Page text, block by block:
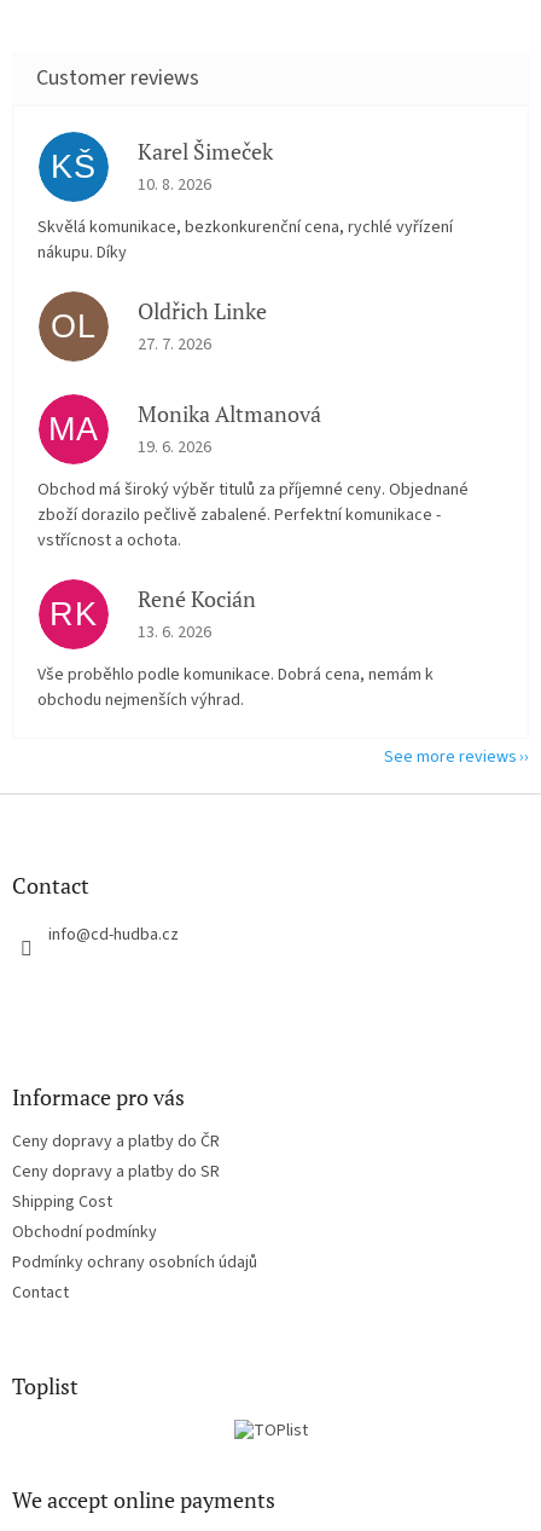
KŠ Karel Šimeček
The store rating is 5 out of 5 stars.
10. 8. 2026
Skvělá komunikace, bezkonkurenční cena, rychlé vyřízení
nákupu. Díky
OL Oldřich Linke
The store rating is 5 out of 5 stars.
27. 7. 2026
MA Monika Altmanová
The store rating is 5 out of 5 stars.
19. 6. 2026
Obchod má široký výběr titulů za příjemné ceny. Objednané
zboží dorazilo pečlivě zabalené. Perfektní komunikace -
vstřícnost a ochota.
RK René Kocián
The store rating is 5 out of 5 stars.
13. 6. 2026
Vše proběhlo podle komunikace. Dobrá cena, nemám k
obchodu nejmenších výhrad.
See more reviews
F
Contact
info@cd-hudba.cz
Informace pro vás
Ceny dopravy a platby do ČR
Ceny dopravy a platby do SR
Shipping Cost
Obchodní podmínky
Podmínky ochrany osobních údajů
Contact
Toplist
We accept online payments